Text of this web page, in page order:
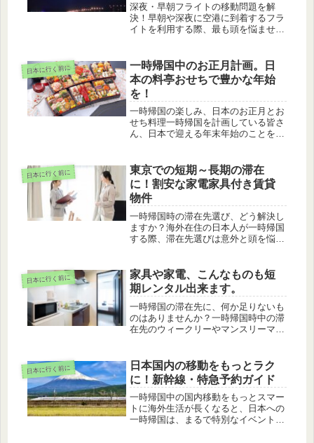
深夜・早朝フライトの移動問題を解
決！早朝や深夜に空港に到着するフラ
イトを利用する際、最も頭を悩ませる
自宅やホテルにたどり着くかが大きな
問題になってしまいます。これまでの
選択...
日本に行く前に
一時帰国中のお正月計画。日
本の料亭おせちで豊かな年始
を！
一時帰国の楽しみ、日本のお正月とお
せち料理一時帰国を計画している皆さ
ん、日本で迎える年末年始のことを考
年末年始の雰囲気を懐かしんでいる方
も多いのではないでしょうか。日本の
お...
日本に行く前に
東京での短期～長期の滞在
に！割安な家電家具付き賃貸
物件
一時帰国時の滞在先選び、どう解決し
ますか？海外在住の日本人が一時帰国
する際、滞在先選びは意外と頭を悩ま
住まいを見つけるのは一筋縄ではいき
ません。ホテルに長期間滞在するのは
コ...
日本に行く前に
家具や家電、こんなものも短
期レンタル出来ます。
一時帰国の滞在先に、何か足りないも
のはありませんか？一時帰国時中の滞
在先のウィークリーやマンスリーマン
よね。たとえば、オーブンが無くてい
つものお手軽料理が出来なかったり、
快...
日本に行く前に
日本国内の移動をもっとラク
に！新幹線・特急予約ガイド
一時帰国中の国内移動をもっとスマー
トに海外生活が長くなると、日本への
一時帰国は、まるで特別なイベントの